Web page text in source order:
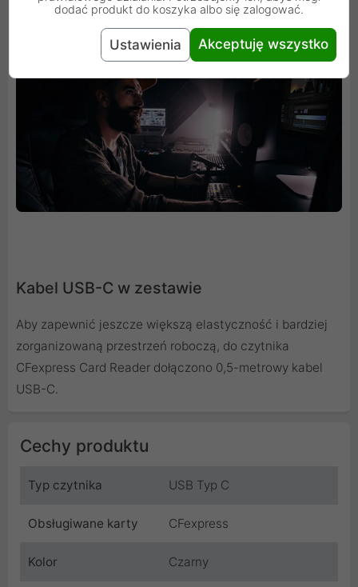
najnowszej technologii USB-C.
Kabel USB-C w zestawie
Aby zapewnić jeszcze większą elastyczność i bardziej
zorganizowaną przestrzeń roboczą, do czytnika
CFexpress Card Reader dołączono 0,5-metrowy kabel
USB-C.
Cechy produktu
Typ czytnika USB Typ C
Obsługiwane karty CFexpress
Kolor Czarny
dodać produkt do koszyka albo się zalogować.
Ustawienia Akceptuję wszystko